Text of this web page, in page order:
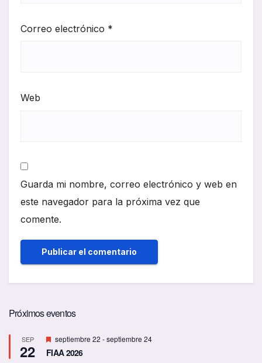
Correo electrónico *
Web
Guarda mi nombre, correo electrónico y web en
este navegador para la próxima vez que
comente.
Próximos eventos
SEP
22
D
e
s
septiembre 22 -septiembre 24
FIAA 2026